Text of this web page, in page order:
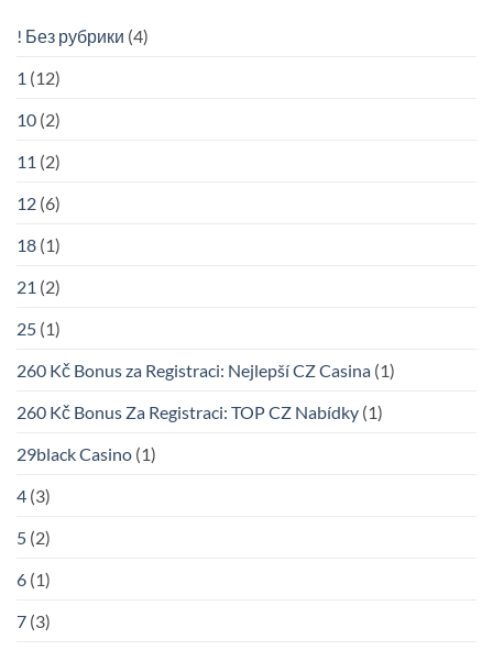
! Без рубрики (4)
1 (12)
10 (2)
11 (2)
12 (6)
18 (1)
21 (2)
25 (1)
260 Kč Bonus za Registraci: Nejlepší CZ Casina (1)
260 Kč Bonus Za Registraci: TOP CZ Nabídky (1)
29black Casino (1)
4 (3)
5 (2)
6 (1)
7 (3)